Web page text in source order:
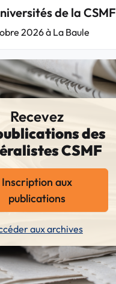
de la CSMF
2026 à La Baule
Recevez
des
CSMF
Inscription aux
publications
aux archives